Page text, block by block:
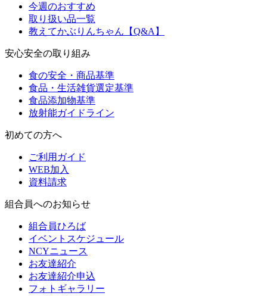
今週のおすすめ
取り扱い品一覧
教えてかぶりんちゃん【Q&A】
安心安全の取り組み
食の安全・商品基準
食品・生活雑貨選定基準
食品添加物基準
放射能ガイドライン
初めての方へ
ご利用ガイド
WEB加入
資料請求
組合員へのお知らせ
組合員ひろば
イベントスケジュール
NCYニュース
お友達紹介
お友達紹介申込
フォトギャラリー